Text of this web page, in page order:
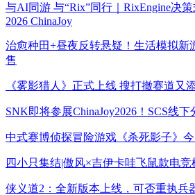
与AI同游 与“Rix”同行｜RixEngine决
2026 ChinaJoy
治愈种田+昼夜反转悬疑！生活模拟新
售
《雾影猎人》正式上线 搜打撤赛道又
SNK即将参展ChinaJoy2026！SCS线
中式赛博侦探冒险游戏《杀死影子》
四小只集结|傲风×吉伊卡哇飞鼠款电竞
侠义道2：全新版本上线，可否重执兵